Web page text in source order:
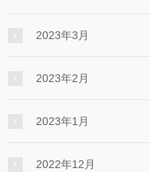
2023年3月
2023年2月
2023年1月
2022年12月